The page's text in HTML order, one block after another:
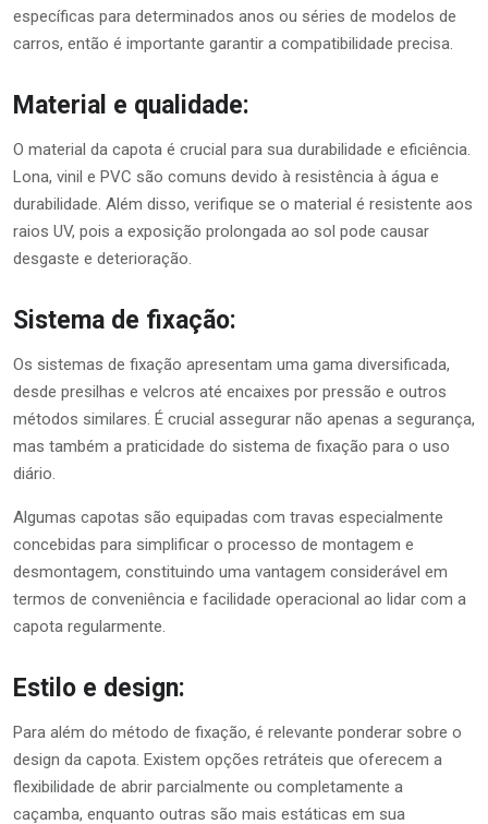
específicas para determinados anos ou séries de modelos de
carros, então é importante garantir a compatibilidade precisa.
Material e qualidade:
O material da capota é crucial para sua durabilidade e eficiência.
Lona, vinil e PVC são comuns devido à resistência à água e
durabilidade. Além disso, verifique se o material é resistente aos
raios UV, pois a exposição prolongada ao sol pode causar
desgaste e deterioração.
Sistema de fixação:
Os sistemas de fixação apresentam uma gama diversificada,
desde presilhas e velcros até encaixes por pressão e outros
métodos similares. É crucial assegurar não apenas a segurança,
mas também a praticidade do sistema de fixação para o uso
diário.
Algumas capotas são equipadas com travas especialmente
concebidas para simplificar o processo de montagem e
desmontagem, constituindo uma vantagem considerável em
termos de conveniência e facilidade operacional ao lidar com a
capota regularmente.
Estilo e design:
Para além do método de fixação, é relevante ponderar sobre o
design da capota. Existem opções retráteis que oferecem a
flexibilidade de abrir parcialmente ou completamente a
caçamba, enquanto outras são mais estáticas em sua